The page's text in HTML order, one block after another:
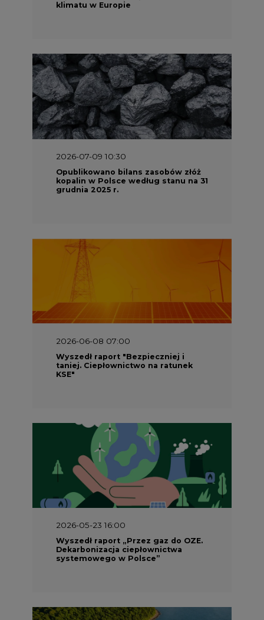
klimatu w Europie
2026-07-09 10:30
Opublikowano bilans zasobów złóż
kopalin w Polsce według stanu na 31
grudnia 2025 r.
2026-06-08 07:00
Wyszedł raport "Bezpieczniej i
taniej. Ciepłownictwo na ratunek
KSE"
2026-05-23 16:00
Wyszedł raport „Przez gaz do OZE.
Dekarbonizacja ciepłownictwa
systemowego w Polsce”